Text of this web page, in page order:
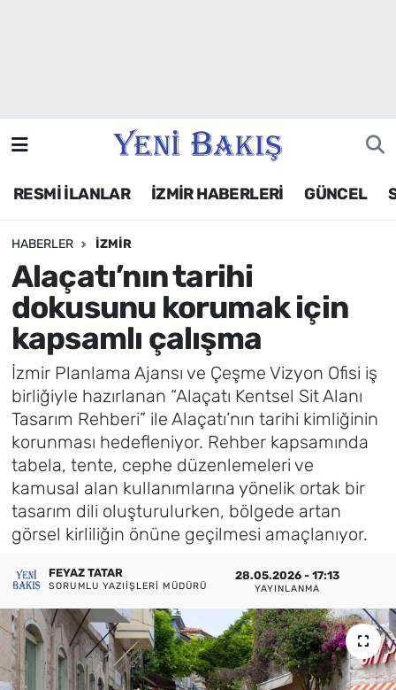
RESMİ İLANLAR İZMİR HABERLERİ GÜNCEL
HABERLER İZMIR
Alaçatı’nın tarihi
dokusunu korumak için
kapsamlı çalışma
İzmir Planlama Ajansı ve Çeşme Vizyon Ofisi iş
birliğiyle hazırlanan “Alaçatı Kentsel Sit Alanı
Tasarım Rehberi” ile Alaçatı’nın tarihi kimliğinin
korunması hedefleniyor. Rehber kapsamında
tabela, tente, cephe düzenlemeleri ve
kamusal alan kullanımlarına yönelik ortak bir
tasarım dili oluşturulurken, bölgede artan
görsel kirliliğin önüne geçilmesi amaçlanıyor.
FEYAZ TATAR
SORUMLU YAZIIŞLERI MÜDÜRÜ
28.05.2026 - 17:13
YAYINLANMA
Siyaset
Asayiş / Polis-Adliye
Spor
Magazin
Foto Galeri
Künye
İletişim